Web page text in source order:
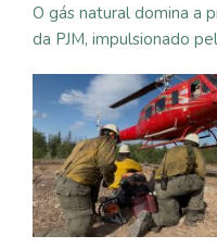
O gás natural domina a
da PJM, impulsionado